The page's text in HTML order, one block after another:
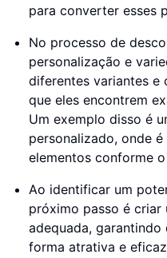
para converter esses
No processo de
personalização e
diferentes variantes e
que eles encontrem
Um exemplo disso é
personalizado, onde
elementos conforme
Ao identificar um
próximo passo é criar
adequada, garantindo
forma atrativa e